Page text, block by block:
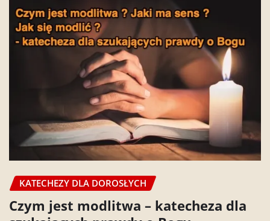
KATECHEZY DLA DOROSŁYCH
Czym jest modlitwa – katecheza dla